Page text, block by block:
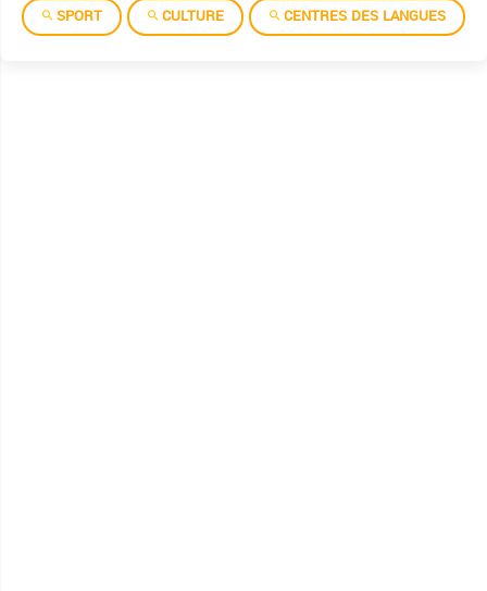
SPORT
CULTURE CENTRES DES LANGUES